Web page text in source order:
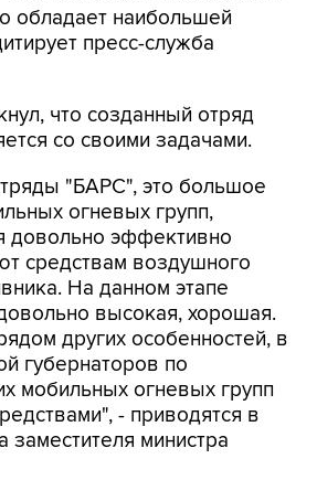
обладает наибольшей
пресс-служба
что созданный отряд
со своими задачами.
"БАРС", это большое
огневых групп,
довольно эффективно
средствам воздушного
На данном этапе
высокая, хорошая.
других особенностей, в
губернаторов по
мобильных огневых групп
- приводятся в
заместителя министра